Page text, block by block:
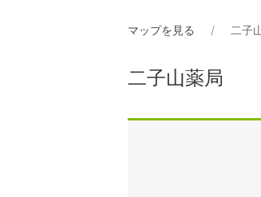
マップを見る 二子
二子山薬局